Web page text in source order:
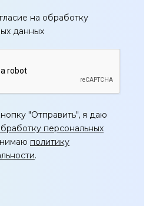
на обработку
данных
"Отправить", я даю
персональных
политику
.